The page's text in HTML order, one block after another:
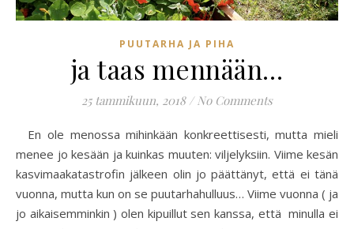
PUUTARHA JA PIHA
ja taas mennään…
25 tammikuun, 2018 / No Comments
En ole menossa mihinkään konkreettisesti, mutta mieli
menee jo kesään ja kuinkas muuten: viljelyksiin. Viime kesän
kasvimaakatastrofin jälkeen olin jo päättänyt, että ei tänä
vuonna, mutta kun on se puutarhahulluus… Viime vuonna ( ja
jo aikaisemminkin ) olen kipuillut sen kanssa, että minulla ei